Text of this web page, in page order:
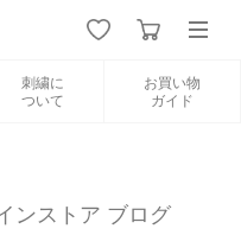
刺繍に
ついて
お買い物
ガイド
新規会員登録
ンストア ブログ